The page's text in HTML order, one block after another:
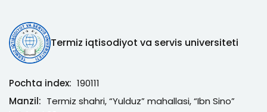
Termiz iqtisodiyot va servis universiteti
Pochta index: 190111
Manzil: Termiz shahri, “Yulduz” mahallasi, “Ibn Sino”